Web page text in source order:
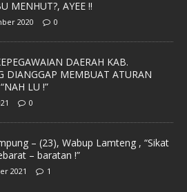
MENHUT?, AYEE !!
2020 0
DAERAH KAB.
DIANGGAP MEMBUAT ATURAN
LU !”
0
– (23), Wabup Lamteng , “Sikat
– baratan !”
2021 1